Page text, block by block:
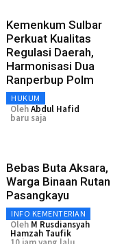
Kemenkum Sulbar
Perkuat Kualitas
Regulasi Daerah,
Harmonisasi Dua
Ranperbup Polm
HUKUM
OlehAbdul Hafid
baru saja
Bebas Buta Aksara,
Warga Binaan Rutan
Pasangkayu
INFO KEMENTERIAN
Oleh M Rusdiansyah
Hamzah Taufik